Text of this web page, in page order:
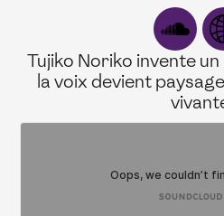
Tujiko Noriko invente
la voix devient